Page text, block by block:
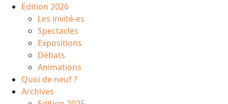
Edition 2026
Les invité-es
Spectacles
Expositions
Débats
Animations
Quoi de neuf ?
Archives